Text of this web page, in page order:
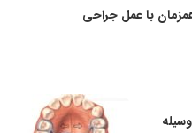
با عمل جراحی